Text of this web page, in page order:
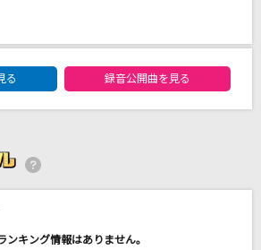
ボーカルエントリーランキング
る
録音公開曲を見る